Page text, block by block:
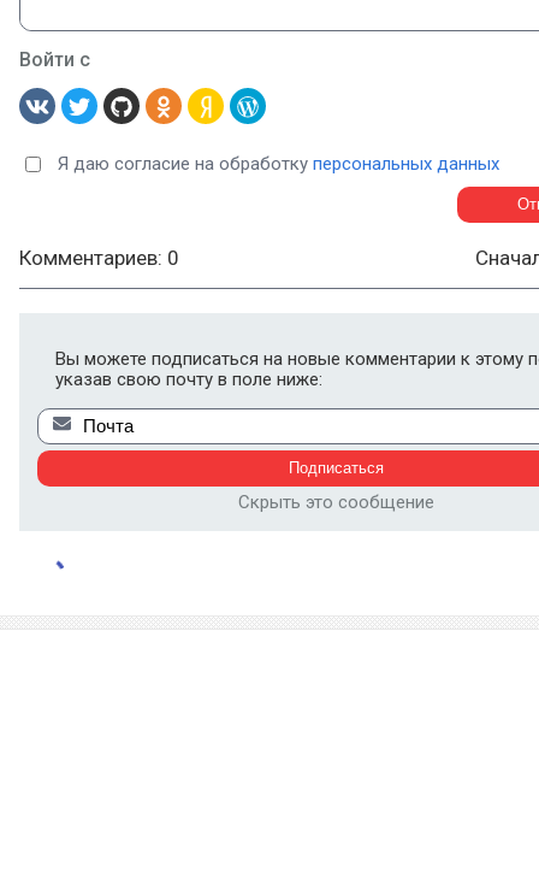
Войти с
Я даю согласие на обработку персональных данных
Комментариев: 0
Вы можете подписаться на новые комментарии к этому
указав свою почту в поле ниже:
Скрыть это сообщение